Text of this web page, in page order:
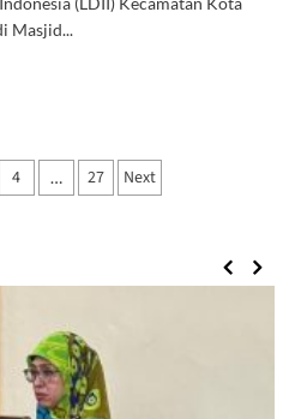
Masjid...
4 … 27 Next